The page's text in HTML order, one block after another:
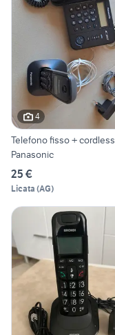
4
Telefono fisso + cordless
Panasonic
25 €
Licata (AG)